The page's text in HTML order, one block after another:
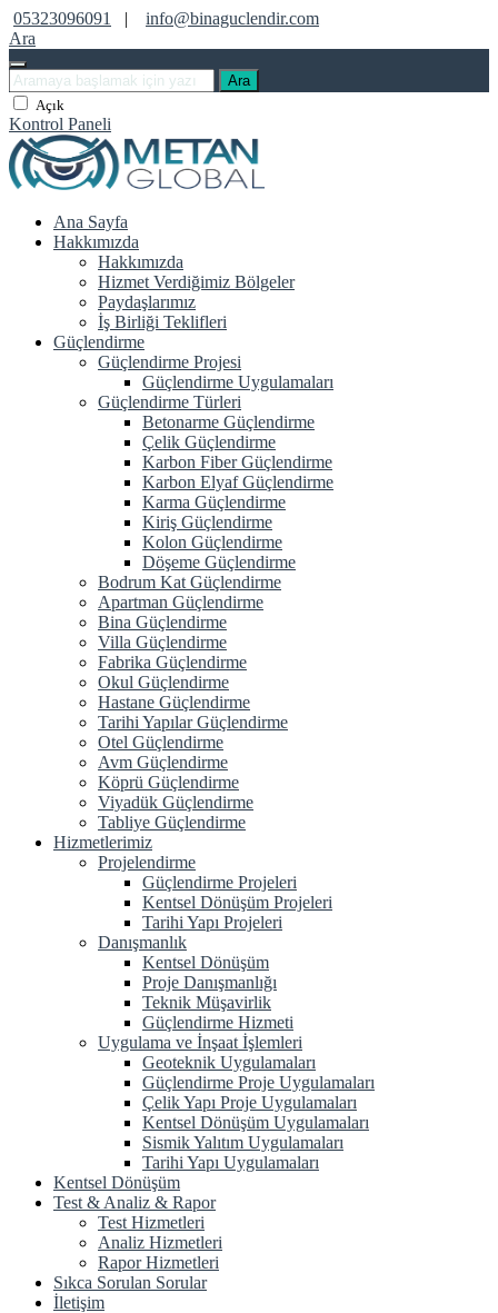
05323096091 |
info@binaguclendir.com
Ara
Ara
Açık
Kontrol Paneli
Ana Sayfa
Hakkımızda
Hakkımızda
Hizmet Verdiğimiz Bölgeler
Paydaşlarımız
İş Birliği Teklifleri
Güçlendirme
Güçlendirme Projesi
Güçlendirme Uygulamaları
Güçlendirme Türleri
Betonarme Güçlendirme
Çelik Güçlendirme
Karbon Fiber Güçlendirme
Karbon Elyaf Güçlendirme
Karma Güçlendirme
Kiriş Güçlendirme
Kolon Güçlendirme
Döşeme Güçlendirme
Bodrum Kat Güçlendirme
Apartman Güçlendirme
Bina Güçlendirme
Villa Güçlendirme
Fabrika Güçlendirme
Okul Güçlendirme
Hastane Güçlendirme
Tarihi Yapılar Güçlendirme
Otel Güçlendirme
Avm Güçlendirme
Köprü Güçlendirme
Viyadük Güçlendirme
Tabliye Güçlendirme
Hizmetlerimiz
Projelendirme
Güçlendirme Projeleri
Kentsel Dönüşüm Projeleri
Tarihi Yapı Projeleri
Danışmanlık
Kentsel Dönüşüm
Proje Danışmanlığı
Teknik Müşavirlik
Güçlendirme Hizmeti
Uygulama ve İnşaat İşlemleri
Geoteknik Uygulamaları
Güçlendirme Proje Uygulamaları
Çelik Yapı Proje Uygulamaları
Kentsel Dönüşüm Uygulamaları
Sismik Yalıtım Uygulamaları
Tarihi Yapı Uygulamaları
Kentsel Dönüşüm
Test & Analiz & Rapor
Test Hizmetleri
Analiz Hizmetleri
Rapor Hizmetleri
Sıkca Sorulan Sorular
İletişim